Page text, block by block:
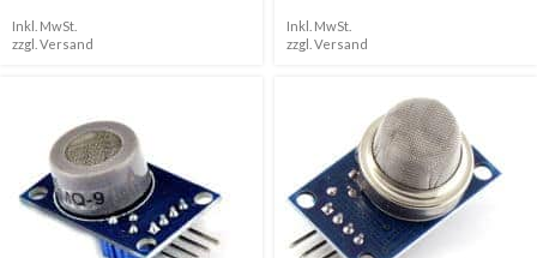
Inkl. MwSt.
zzgl. Versand
Inkl. MwSt.
zzgl. Versand